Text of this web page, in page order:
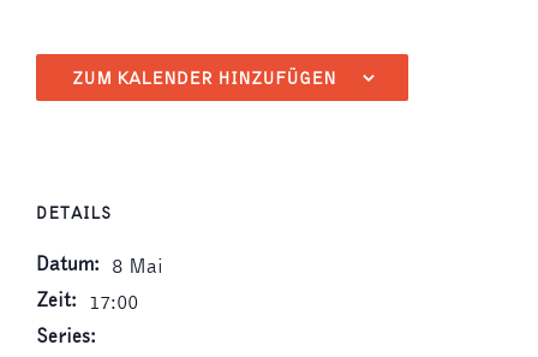
ZUM KALENDER HINZUFÜGEN
DETAILS
Datum: 8 Mai
Zeit: 17:00
Series: